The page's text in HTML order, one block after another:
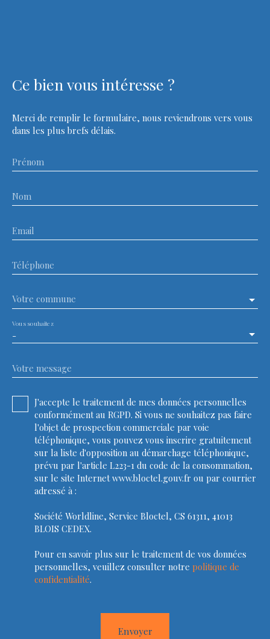
Ce bien vous intéresse ?
Merci de remplir le formulaire, nous reviendrons vers vous
dans les plus brefs délais.
Prénom
Nom
Email
Téléphone
Votre commune
-
Vous souhaitez
Votre message
J'accepte le traitement de mes données personnelles
conformément au RGPD. Si vous ne souhaitez pas faire
l'objet de prospection commerciale par voie
téléphonique, vous pouvez vous inscrire gratuitement
sur la liste d'opposition au démarchage téléphonique,
prévu par l'article L223-1 du code de la consommation,
sur le site Internet www.bloctel.gouv.fr ou par courrier
adressé à :
Société Worldline, Service Bloctel, CS 61311, 41013
BLOIS CEDEX.
Pour en savoir plus sur le traitement de vos données
personnelles, veuillez consulter notre politique de
confidentialité.
Envoyer